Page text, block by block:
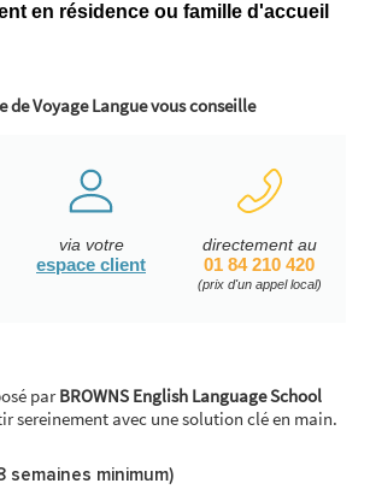
en résidence ou famille d'accueil
de Voyage Langue vous conseille
via votre
espace client
directement au
01 84 210 420
(prix d'un appel local)
parBROWNS English Language School
sereinement avec une solution clé en main.
semaines minimum)